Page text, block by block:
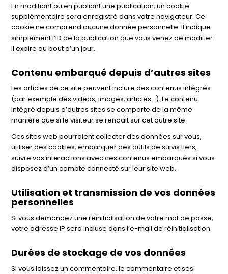
En modifiant ou en publiant une publication, un cookie
supplémentaire sera enregistré dans votre navigateur. Ce
cookie ne comprend aucune donnée personnelle. Il indique
simplement l’ID de la publication que vous venez de modifier.
Il expire au bout d’un jour.
Contenu embarqué depuis d’autres sites
Les articles de ce site peuvent inclure des contenus intégrés
(par exemple des vidéos, images, articles…). Le contenu
intégré depuis d’autres sites se comporte de la même
manière que si le visiteur se rendait sur cet autre site.
Ces sites web pourraient collecter des données sur vous,
utiliser des cookies, embarquer des outils de suivis tiers,
suivre vos interactions avec ces contenus embarqués si vous
disposez d’un compte connecté sur leur site web.
Utilisation et transmission de vos données
personnelles
Si vous demandez une réinitialisation de votre mot de passe,
votre adresse IP sera incluse dans l’e-mail de réinitialisation.
Durées de stockage de vos données
Si vous laissez un commentaire, le commentaire et ses